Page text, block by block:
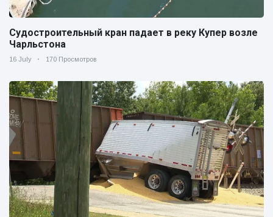
Судостроительный кран падает в реку Купер возле
Чарльстона
16 July 170 Просмотров